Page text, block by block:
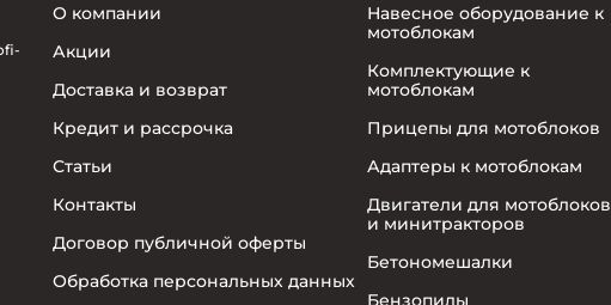
О компании
Акции
Доставка и возврат
Кредит и рассрочка
Статьи
Контакты
Договор публичной оферты
Обработка персональных данных
Навесное оборудование к
мотоблокам
Комплектующие к
мотоблокам
Прицепы для мотоблоков
Адаптеры к мотоблокам
Двигатели для мотоблоков
и минитракторов
Бетономешалки
Бензопилы